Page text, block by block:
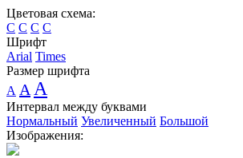
Цветовая схема:
C C C C
Шрифт
Arial Times
Размер шрифта
A A A
Интервал между буквами
Нормальный Увеличенный Большой
Изображения: